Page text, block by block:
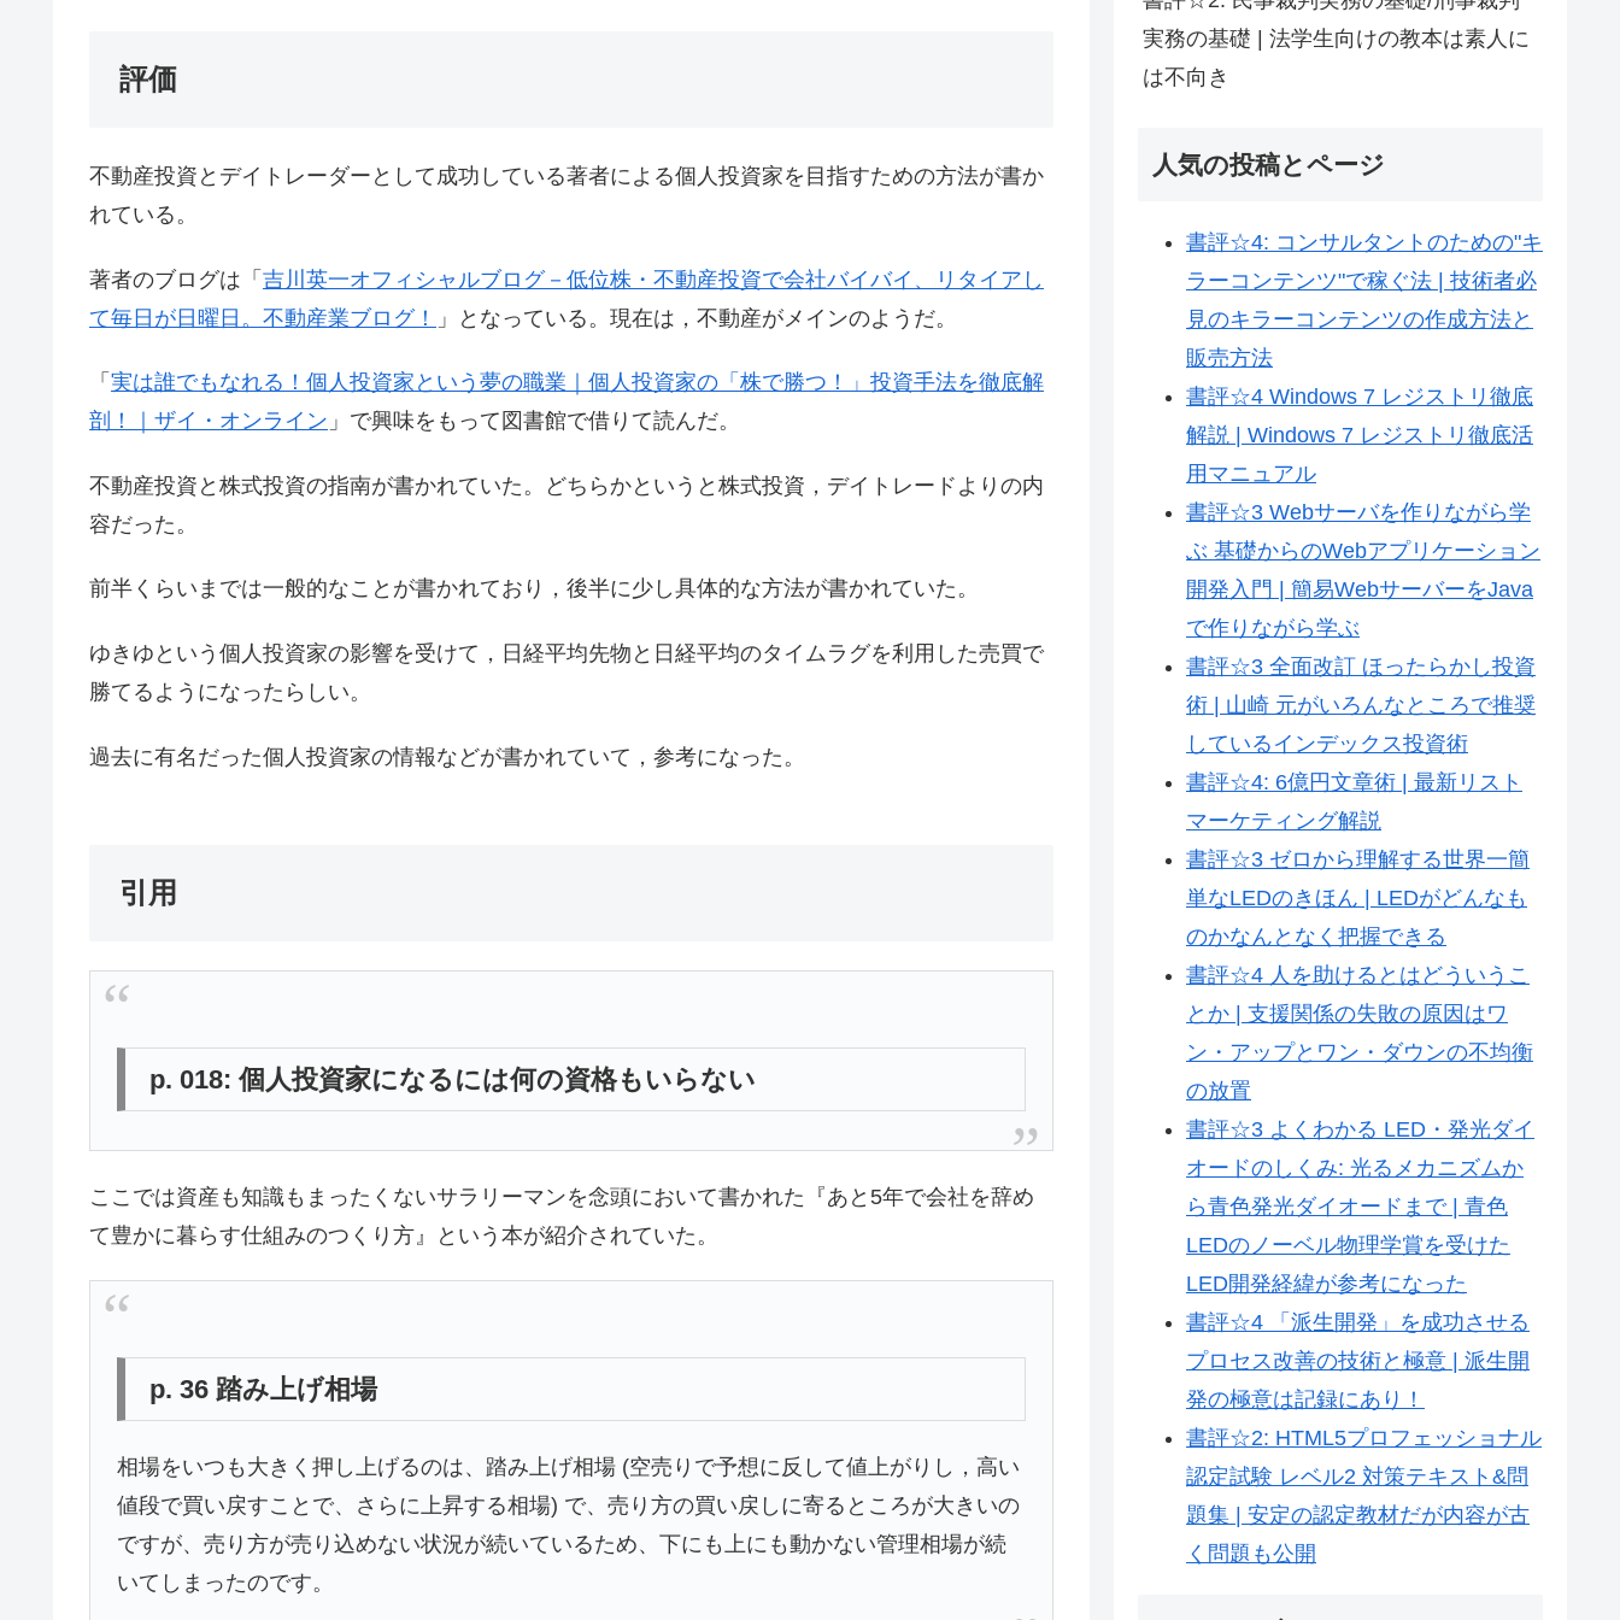
評価
不動産投資とデイトレーダーとして成功している著者による個人投資家を目指すための方法が書か
れている。
著者のブログは「 吉川英一オフィシャルブログ－低位株・不動産投資で会社バイバイ、リタイアし
て毎日が日曜日。不動産業ブログ！
」となっている。現在は，不動産がメインのようだ。
「 実は誰でもなれる！個人投資家という夢の職業｜個人投資家の「株で勝つ！」投資手法を徹底解
剖！｜ザイ・オンライン 」で興味をもって図書館で借りて読んだ。
不動産投資と株式投資の指南が書かれていた。どちらかというと株式投資，デイトレードよりの内
容だった。
前半くらいまでは一般的なことが書かれており，後半に少し具体的な方法が書かれていた。
ゆきゆという個人投資家の影響を受けて，日経平均先物と日経平均のタイムラグを利用した売買で
勝てるようになったらしい。
過去に有名だった個人投資家の情報などが書かれていて，参考になった。
引用
p. 018: 個人投資家になるには何の資格もいらない
ここでは資産も知識もまったくないサラリーマンを念頭において書かれた『あと5年で会社を辞め
て豊かに暮らす仕組みのつくり方』という本が紹介されていた。
p. 36 踏み上げ相場
相場をいつも大きく押し上げるのは、踏み上げ相場 (空売りで予想に反して値上がりし，高い
値段で買い戻すことで、さらに上昇する相場) で、売り方の買い戻しに寄るところが大きいの
ですが、売り方が売り込めない状況が続いているため、下にも上にも動かない管理相場が続
いてしまったのです。
実務の基礎 | 法学生向けの教本は素人に
は不向き
人気の投稿とページ
書評☆4: コンサルタントのための"キ
ラーコンテンツ"で稼ぐ法 | 技術者必
見のキラーコンテンツの作成方法と
販売方法
書評☆4 Windows 7 レジストリ徹底
解説 | Windows 7 レジストリ徹底活
用マニュアル
書評☆3 Webサーバを作りながら学
ぶ 基礎からのWebアプリケーション
開発入門 | 簡易WebサーバーをJava
で作りながら学ぶ
書評☆3 全面改訂 ほったらかし投資
術 | 山崎 元がいろんなところで推奨
しているインデックス投資術
書評☆4: 6億円文章術 | 最新リスト
マーケティング解説
書評☆3 ゼロから理解する世界一簡
単なLEDのきほん | LEDがどんなも
のかなんとなく把握できる
書評☆4 人を助けるとはどういうこ
とか | 支援関係の失敗の原因はワ
ン・アップとワン・ダウンの不均衡
の放置
書評☆3 よくわかる LED・発光ダイ
オードのしくみ: 光るメカニズムか
ら青色発光ダイオードまで | 青色
LEDのノーベル物理学賞を受けた
LED開発経緯が参考になった
書評☆4 「派生開発」を成功させる
プロセス改善の技術と極意 | 派生開
発の極意は記録にあり！
書評☆2: HTML5プロフェッショナル
認定試験 レベル2 対策テキスト&問
題集 | 安定の認定教材だが内容が古
く問題も公開